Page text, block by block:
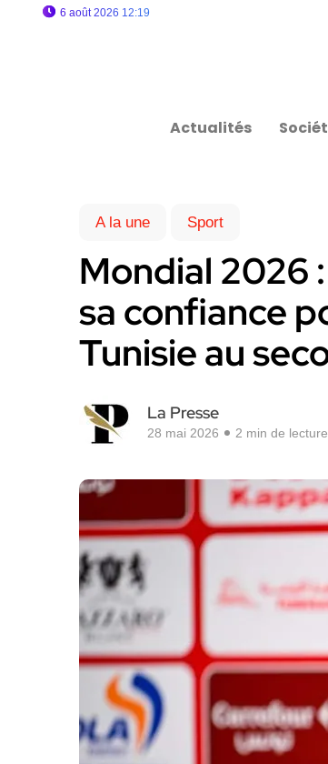
6 août 2026 12:19
Actualités
A la une Sport
Mondial 2026
sa confiance
Tunisie au
La Presse
28 mai 2026 2 min de lecture